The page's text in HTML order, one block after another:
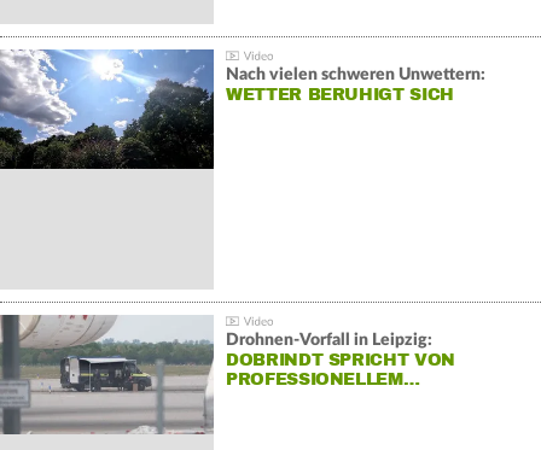
Nach vielen schweren Unwettern:
WETTER BERUHIGT SICH
Drohnen-Vorfall in Leipzig:
DOBRINDT SPRICHT VON
PROFESSIONELLEM…